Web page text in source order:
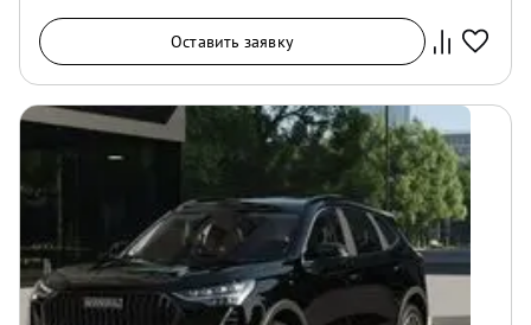
Оставить заявку